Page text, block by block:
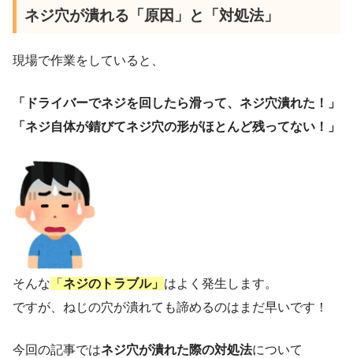
ネジ穴が潰れる「原因」と「対処法」
現場で作業をしていると、
「ドライバーでネジを回したら滑って、ネジ穴潰れた！」
「ネジ自体が錆びてネジ穴の形がほとんど残ってない！」
そんな 「 ネジのトラブル」 はよく発生します。
ですが、ねじの穴が潰れても諦めるのはまだ早いです！
今回の記事ではネジ穴が潰れた際の対処法について